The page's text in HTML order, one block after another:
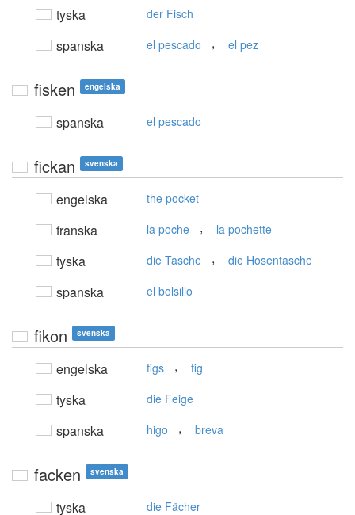
tyska der Fisch
spanska el pescado , el pez
fisken engelska
spanska el pescado
fickan svenska
engelska the pocket
franska la poche , la pochette
tyska die Tasche , die Hosentasche
spanska el bolsillo
fikon svenska
engelska figs , fig
tyska die Feige
spanska higo , breva
facken svenska
tyska die Fächer